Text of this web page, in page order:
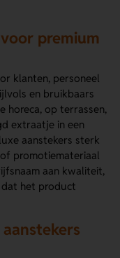
premium
klanten, personeel
en bruikbaars
horeca, op terrassen,
extraatje in een
aanstekers sterk
promotiemateriaal
aan kwaliteit,
het product